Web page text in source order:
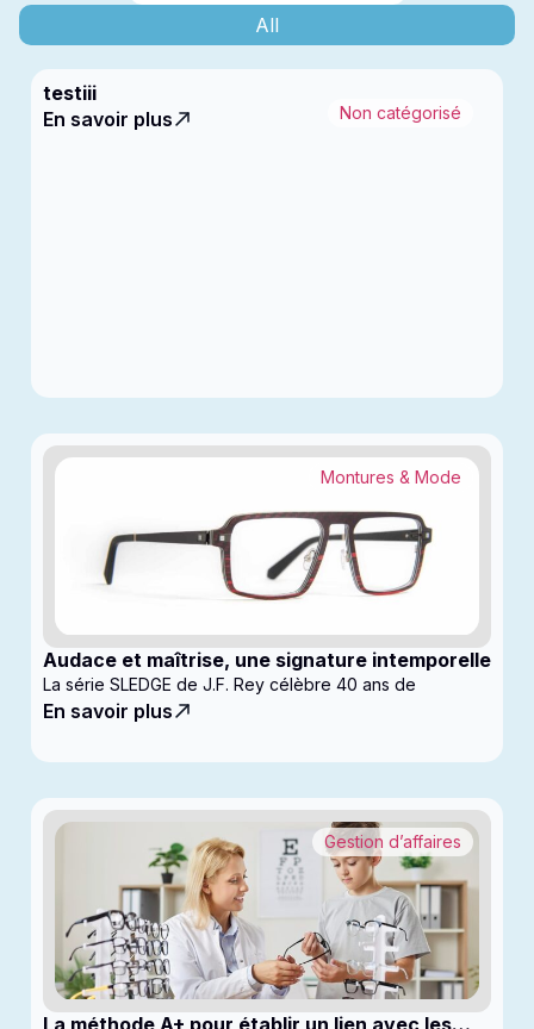
All
testiii
Non catégorisé
En savoir plus
Audace et maîtrise, une signature intemporelle
Montures & Mode
La série SLEDGE de J.F. Rey célèbre 40 ans de
En savoir plus
La méthode A+ pour établir un lien avec les
Gestion d’affaires